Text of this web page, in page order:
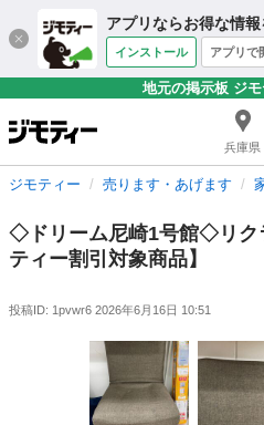
アプリならお得な情報
インストール アプリで
地元の掲示板 ジ
兵庫県
ジモティー 売ります・あげます
◇ドリーム尼崎1号館◇リク
ティー割引対象商品】
投稿ID: 1pvwr6 2026年6月16日 10:51